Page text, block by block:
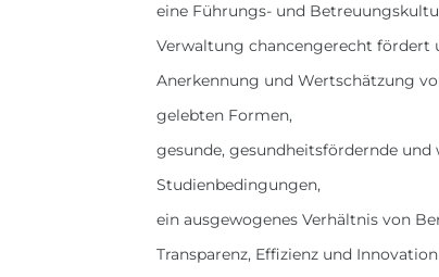
eine Führungs- und
Verwaltung chancengerecht fördert
Anerkennung und Wertschätzung
gelebten Formen,
gesunde, gesundheitsfördernde
Studienbedingungen,
ein ausgewogenes Verhältnis von
Transparenz, Effizienz und